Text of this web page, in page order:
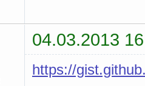
04.03.2013
https://